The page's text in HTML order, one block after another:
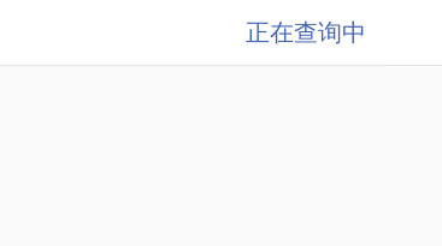
正在查询中